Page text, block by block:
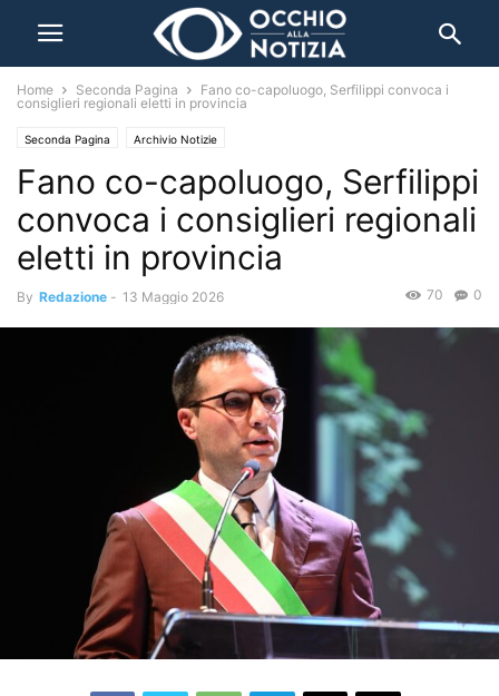
Home Seconda Pagina
Fano co-capoluogo, Serfilippi convoca i
consiglieri regionali eletti in provincia
Seconda Pagina Archivio Notizie
Fano co-capoluogo, Serfilippi
convoca i consiglieri regionali
eletti in provincia
By Redazione - 13 Maggio 2026 0
70